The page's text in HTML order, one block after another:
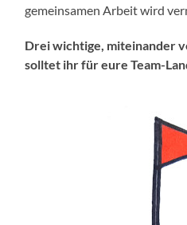
gemeinsamen Arbeit wird
Drei wichtige, miteinander
solltet ihr für eure Team-